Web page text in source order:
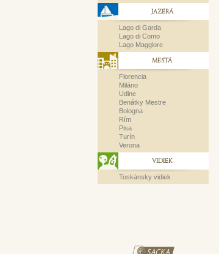
JAZERÁ
Lago di Garda
Lago di Como
Lago Maggiore
MESTÁ
Florencia
Miláno
Udine
Benátky Mestre
Bologna
Rím
Pisa
Turín
Verona
VIDIEK
Toskánsky vidiek